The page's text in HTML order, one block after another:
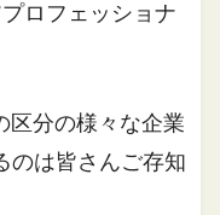
ロフェッショナ
区分の様々な企業
のは皆さんご存知